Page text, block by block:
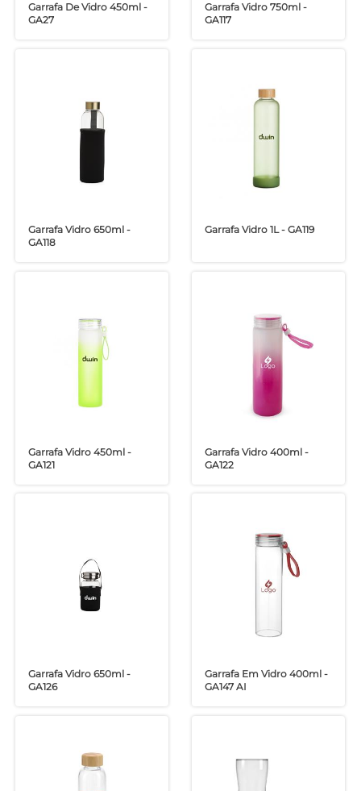
Garrafa De Vidro 450ml -
GA27
Garrafa Vidro 750ml -
GA117
Garrafa Vidro 650ml -
GA118
Garrafa Vidro 1L - GA119
Garrafa Vidro 450ml -
GA121
Garrafa Vidro 400ml -
GA122
Garrafa Vidro 650ml -
GA126
Garrafa Em Vidro 400ml -
GA147 AI